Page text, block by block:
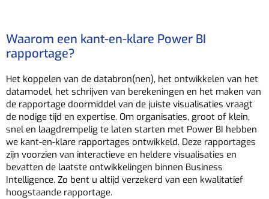
Waarom een kant-en-klare Power BI
rapportage?
Het koppelen van de databron(nen), het ontwikkelen van het
datamodel, het schrijven van berekeningen en het maken van
de rapportage doormiddel van de juiste visualisaties vraagt
de nodige tijd en expertise. Om organisaties, groot of klein,
snel en laagdrempelig te laten starten met Power BI hebben
we kant-en-klare rapportages ontwikkeld. Deze rapportages
zijn voorzien van interactieve en heldere visualisaties en
bevatten de laatste ontwikkelingen binnen Business
Intelligence. Zo bent u altijd verzekerd van een kwalitatief
hoogstaande rapportage.